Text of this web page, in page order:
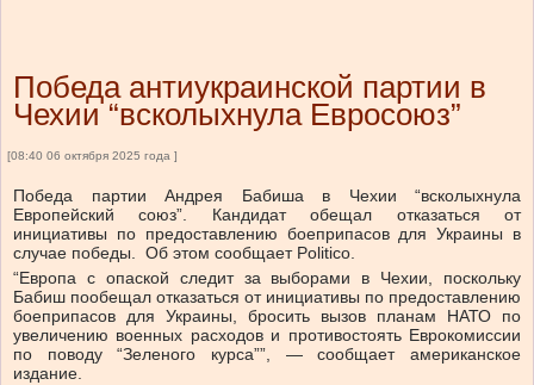
Победа антиукраинской партии в
Чехии “всколыхнула Евросоюз”
[08:40 06 октября 2025 года ]
Победа партии Андрея Бабиша в Чехии “всколыхнула
Европейский союз”. Кандидат обещал отказаться от
инициативы по предоставлению боеприпасов для Украины в
случае победы. Об этом сообщает Politico.
“Европа с опаской следит за выборами в Чехии, поскольку
Бабиш пообещал отказаться от инициативы по предоставлению
боеприпасов для Украины, бросить вызов планам НАТО по
увеличению военных расходов и противостоять Еврокомиссии
по поводу “Зеленого курса””, — сообщает американское
издание.